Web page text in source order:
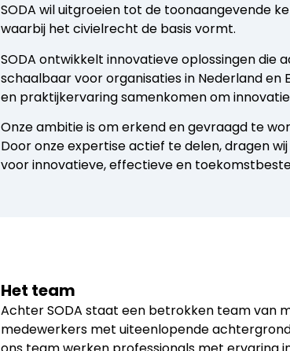
SODA wil uitgroeien tot de toonaangevende
waarbij het civielrecht de basis vormt.
SODA ontwikkelt innovatieve oplossingen
schaalbaar voor organisaties in Nederland en
en praktijkervaring samenkomen om
Onze ambitie is om erkend en gevraagd te
Door onze expertise actief te delen, dragen
voor innovatieve, effectieve en
Het team
Achter SODA staat een betrokken team van
medewerkers met uiteenlopende